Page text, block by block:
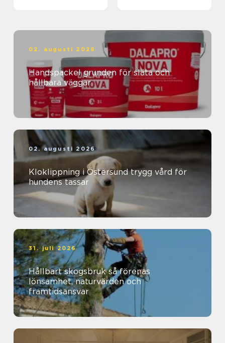
02. augusti 2026
Handspackel grunden för släta och
hållbara väggar
02. augusti 2026
Kloklippning i Östersund trygg vård för
hundens tassar
31. juli 2026
Hållbart skogsbruk så förenas
lönsamhet, naturvärden och
framtidsansvar